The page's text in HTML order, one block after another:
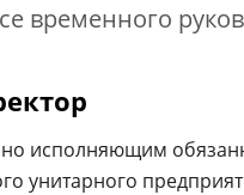
временного
исполняющим
унитарного